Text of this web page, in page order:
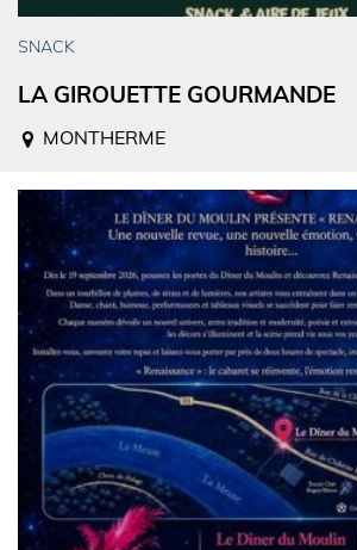
SNACK
LA GIROUETTE GOURMANDE
MONTHERME